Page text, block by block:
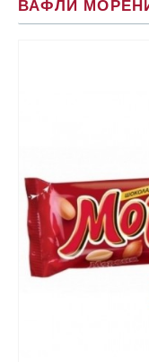
ВАФЛИ МОРЕНИ